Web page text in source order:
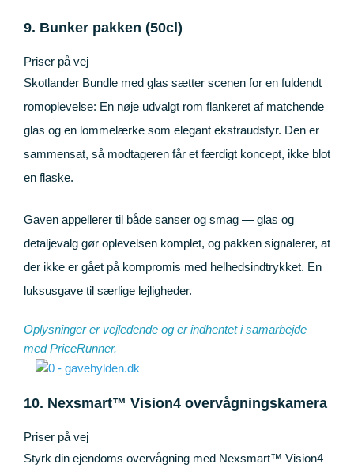
9. Bunker pakken (50cl)
Priser på vej
Skotlander Bundle med glas sætter scenen for en fuldendt
romoplevelse: En nøje udvalgt rom flankeret af matchende
glas og en lommelærke som elegant ekstraudstyr. Den er
sammensat, så modtageren får et færdigt koncept, ikke blot
en flaske.
Gaven appellerer til både sanser og smag — glas og
detaljevalg gør oplevelsen komplet, og pakken signalerer, at
der ikke er gået på kompromis med helhedsindtrykket. En
luksusgave til særlige lejligheder.
Oplysninger er vejledende og er indhentet i samarbejde
medPriceRunner.
10. Nexsmart™ Vision4 overvågningskamera
Priser på vej
Styrk din ejendoms overvågning med Nexsmart™ Vision4